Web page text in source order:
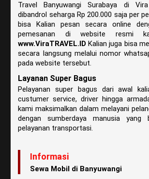
Travel Banyuwangi Surabaya di
dibandrol seharga Rp 200.000 saja per
bisa Kalian pesan secara online
pemesanan di website resmi
www.ViraTRAVEL.ID Kalian juga bisa
secara langsung melalui nomor
pada website tersebut.
Layanan Super Bagus
Pelayanan super bagus dari awal
custumer service, driver hingga
kami maksimalkan dalam melayani
dengan sumberdaya manusia yang
pelayanan transportasi.
Informasi
Sewa Mobil di Banyuwangi